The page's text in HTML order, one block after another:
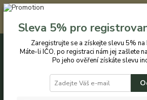
Registrovaným zákazníkům nabízíme slevu 5%
IČO, po registraci nám jej zašlete na
získáte slevu individuální. Přejít
CZK
+420 774 544 973
Sleva 5% pro
Zaregistrujte se a získejte slevu 5% na
Máte-li IČO, po registraci nám jej zašlete
Po jeho ověření získáte slevu